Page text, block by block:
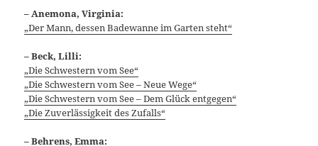
– Anemona, Virginia:
„Der Mann, dessen Badewanne im Garten steht“
– Beck, Lilli:
„Die Schwestern vom See“
„Die Schwestern vom See – Neue Wege“
„Die Schwestern vom See – Dem Glück entgegen“
„Die Zuverlässigkeit des Zufalls“
– Behrens, Emma: